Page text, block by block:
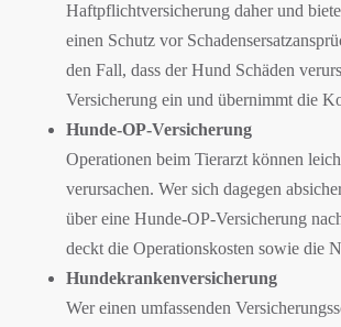
Haftpflichtversicherung daher und
einen Schutz vor
den Fall, dass der Hund Schäden
Versicherung ein und übernimmt die
Hunde-OP-Versicherung
Operationen beim Tierarzt können
verursachen. Wer sich dagegen
über eine Hunde-OP-Versicherung
deckt die Operationskosten sowie die
Hundekrankenversicherung
Wer einen umfassenden